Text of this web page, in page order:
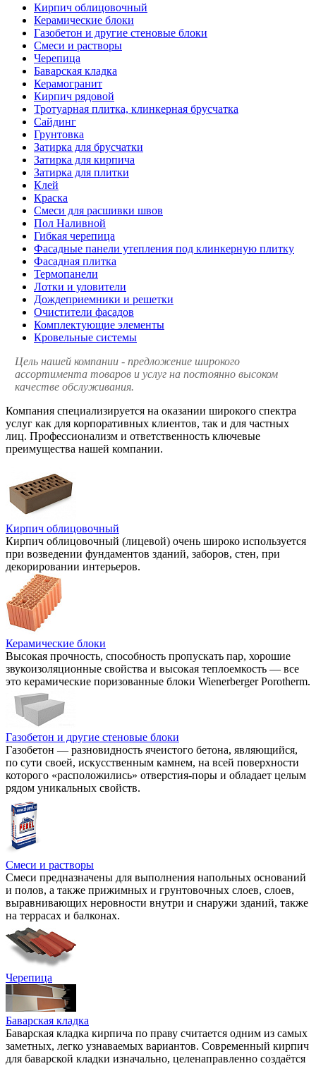
Кирпич облицовочный
Керамические блоки
Газобетон и другие стеновые блоки
Смеси и растворы
Черепица
Баварская кладка
Керамогранит
Кирпич рядовой
Тротуарная плитка, клинкерная брусчатка
Сайдинг
Грунтовка
Затирка для брусчатки
Затирка для кирпича
Затирка для плитки
Клей
Краска
Смеси для расшивки швов
Пол Наливной
Гибкая черепица
Фасадные панели утепления под клинкерную плитку
Фасадная плитка
Термопанели
Лотки и уловители
Дождеприемники и решетки
Очистители фасадов
Комплектующие элементы
Кровельные системы
Цель нашей компании - предложение широкого
ассортимента товаров и услуг на постоянно высоком
качестве обслуживания.
Компания специализируется на оказании широкого спектра
услуг как для корпоративных клиентов, так и для частных
лиц. Профессионализм и ответственность ключевые
преимущества нашей компании.
Кирпич облицовочный
Кирпич облицовочный (лицевой) очень широко используется
при возведении фундаментов зданий, заборов, стен, при
декорировании интерьеров.
Керамические блоки
Высокая прочность, способность пропускать пар, хорошие
звукоизоляционные свойства и высокая теплоемкость — все
это керамические поризованные блоки Wienerberger Porotherm.
Газобетон и другие стеновые блоки
Газобетон — разновидность ячеистого бетона, являющийся,
по сути своей, искусственным камнем, на всей поверхности
которого «расположились» отверстия-поры и обладает целым
рядом уникальных свойств.
Смеси и растворы
Смеси предназначены для выполнения напольных оснований
и полов, а также прижимных и грунтовочных слоев, слоев,
выравнивающих неровности внутри и снаружи зданий, также
на террасах и балконах.
Черепица
Баварская кладка
Баварская кладка кирпича по праву считается одним из самых
заметных, легко узнаваемых вариантов. Современный кирпич
для баварской кладки изначально, целенаправленно создаётся